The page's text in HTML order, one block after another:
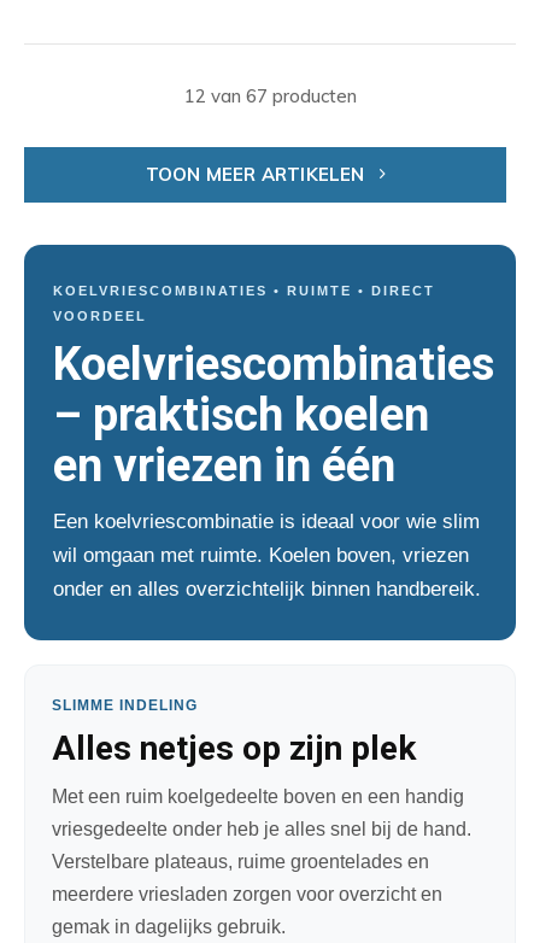
12 van 67 producten
TOON MEER ARTIKELEN
KOELVRIESCOMBINATIES • RUIMTE • DIRECT
VOORDEEL
Koelvriescombinaties
– praktisch koelen
en vriezen in één
Een koelvriescombinatie is ideaal voor wie slim
wil omgaan met ruimte. Koelen boven, vriezen
onder en alles overzichtelijk binnen handbereik.
SLIMME INDELING
Alles netjes op zijn plek
Met een ruim koelgedeelte boven en een handig
vriesgedeelte onder heb je alles snel bij de hand.
Verstelbare plateaus, ruime groentelades en
meerdere vriesladen zorgen voor overzicht en
gemak in dagelijks gebruik.